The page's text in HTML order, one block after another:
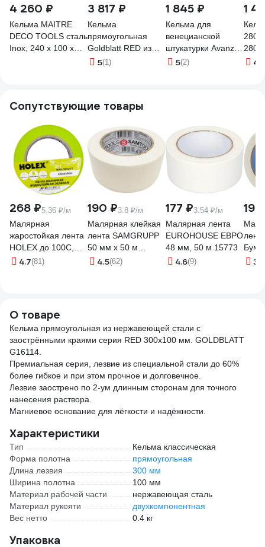
4 260 ₽
Кельма MAITRE
DECO TOOLS сталь
Inox, 240 х 100 х
3 817 ₽
Кельма
прямоугольная
Goldblatt RED из
нержавеющей
мм G16124
5(1)
1 845 ₽
Кельма для
венецианской
штукатурки Avanza
240x100 мм VS40-
5(2)
1
280/
4.7
Сопутствующие товары
268 ₽5.36 ₽/м
Малярная
жаростойкая лента
HOLEX до 100С,
зеленая,
4.7(81)
190 ₽3.8 ₽/м
Малярная клейкая
лента SAMGRUPP
50 мм х 50 м
SAMC-076050050
4.5(62)
177 ₽3.54 ₽/м
Малярная лента
EUROHOUSE ЕВРО
48 мм, 50 м 15773
4.6(9) 3.9
О товаре
Кельма прямоугольная из нержавеющей стали с
заострёнными краями серия RED 300х100 мм. GOLDBLATT
G16114.
Премиальная серия, лезвие из специальной стали до 60%
более гибкое и при этом прочное и долговечное.
Лезвие заострено по 2-ум длинным сторонам для точного
нанесения раствора.
Магниевое основание для лёгкости и надёжности.
Характеристики
Тип
Кельма классическая
Форма полотна
прямоугольная
Длина лезвия
300 мм
Ширина полотна
100 мм
Материал рабочей части
нержавеющая сталь
Материал рукояти
двухкомпонентная
Вес нетто
0.4 кг
Упаковка